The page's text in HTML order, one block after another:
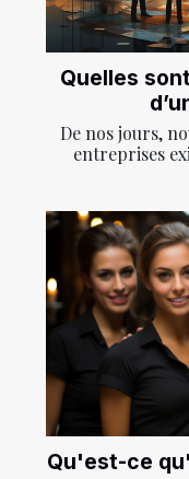
Quelles
De nos jours,
entreprises
Qu'est-ce